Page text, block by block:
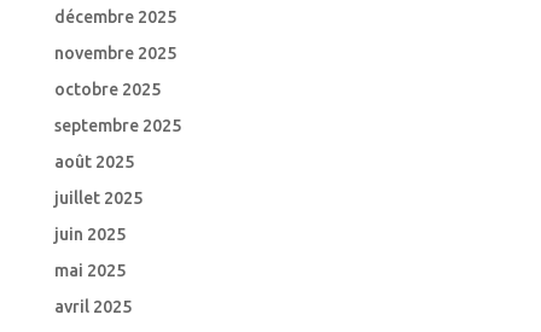
décembre 2025
novembre 2025
octobre 2025
septembre 2025
août 2025
juillet 2025
juin 2025
mai 2025
avril 2025